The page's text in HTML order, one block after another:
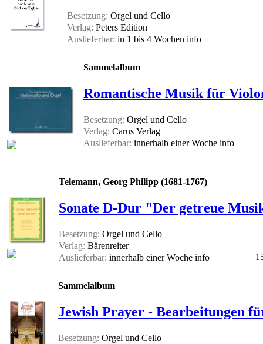
Besetzung: Orgel und Cello
Verlag: Peters Edition
Auslieferbar: in 1 bis 4 Wochen info
Sammelalbum
Romantische Musik für
Besetzung: Orgel und Cello
Verlag: Carus Verlag
Auslieferbar: innerhalb einer Woche info
Telemann, Georg Philipp (1681-1767)
Sonate D-Dur "Der getreue
Besetzung: Orgel und Cello
Verlag: Bärenreiter
Auslieferbar: innerhalb einer Woche info
Sammelalbum
Jewish Prayer - Bearbeitungen
Besetzung: Orgel und Cello